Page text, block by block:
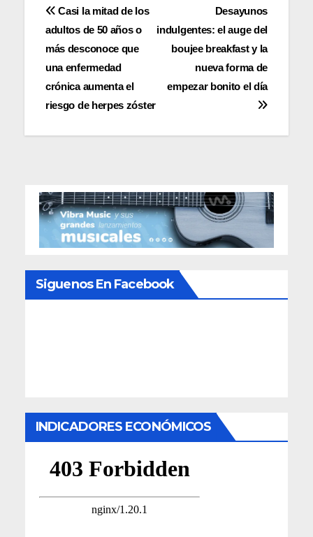
Navegación
de
entradas
Desayunos
indulgentes: el auge del
boujee breakfast y la
nueva forma de
empezar bonito el día
Casi la mitad de los
adultos de 50 años o
más desconoce que
una enfermedad
crónica aumenta el
riesgo de herpes zóster
Siguenos En Facebook
INDICADORES ECONÓMICOS